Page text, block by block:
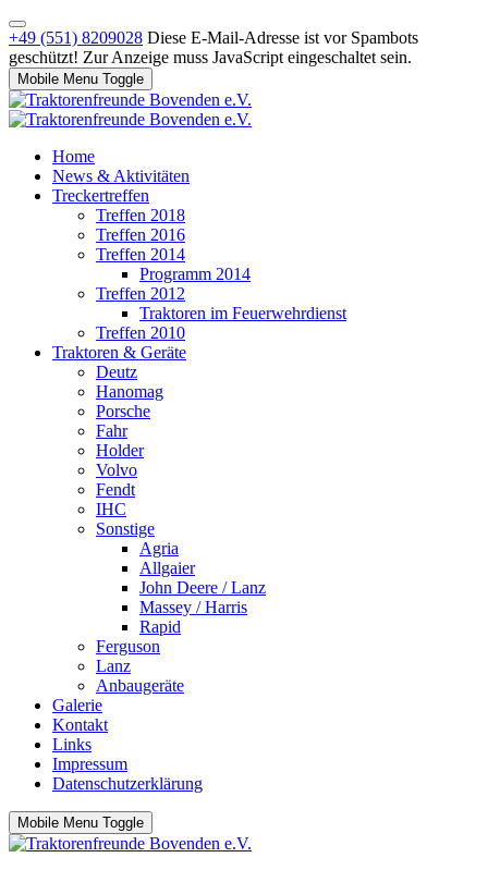
+49 (551) 8209028 Diese E-Mail-Adresse ist vor Spambots
geschützt! Zur Anzeige muss JavaScript eingeschaltet sein.
Mobile Menu Toggle
Home
News & Aktivitäten
Treckertreffen
Treffen 2018
Treffen 2016
Treffen 2014
Programm 2014
Treffen 2012
Traktoren im Feuerwehrdienst
Treffen 2010
Traktoren & Geräte
Deutz
Hanomag
Porsche
Fahr
Holder
Volvo
Fendt
IHC
Sonstige
Agria
Allgaier
John Deere / Lanz
Massey / Harris
Rapid
Ferguson
Lanz
Anbaugeräte
Galerie
Kontakt
Links
Impressum
Datenschutzerklärung
Mobile Menu Toggle